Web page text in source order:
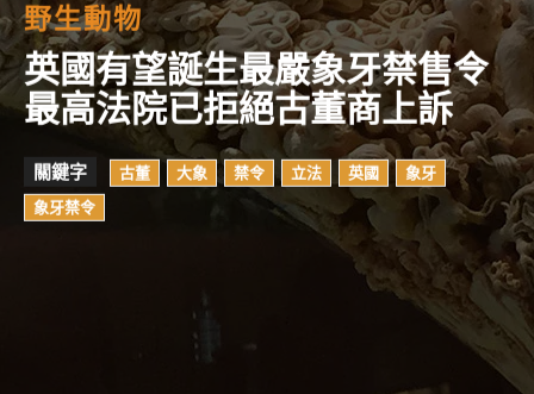
野生動物
英國有望誕生最嚴象牙禁售令
最高法院已拒絕古董商上訴
關鍵字 古董 大象 禁令 立法 英國
象牙
象牙禁令